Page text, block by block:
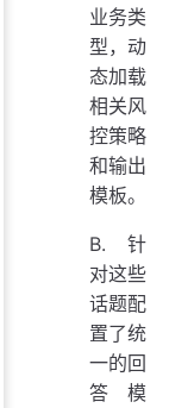
业务类
型，动
态加载
相关风
控策略
和输出
模板。
B. 针
对这些
话题配
置了统
一的回
答模